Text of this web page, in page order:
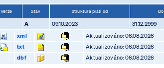
Verze Stav Struktura platí od Do
A 09.10.2023
31.12.2999
xml
Aktualizováno: 06.08.2026
txt
Aktualizováno: 06.08.2026
dbf
Aktualizováno: 06.08.2026